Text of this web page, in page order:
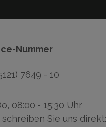
Nummer
7649 - 10
08:00 - 15:30 Uhr
schreiben Sie uns direkt: